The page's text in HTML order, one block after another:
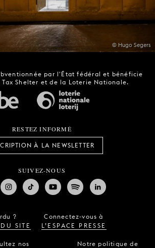
© Hugo Segers
par l'État fédéral et bénéficie
Tax Shelter et de la Loterie Nationale.
RESTEZ INFORMÉ
À LA NEWSLETTER
SUIVEZ-NOUS
?
SITE
Connectez-vous à
L’ESPACE PRESSE
nos Notre politique de